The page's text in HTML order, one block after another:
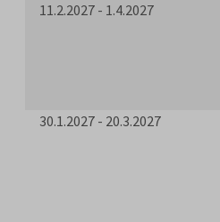
11.2.2027 - 1.4.2027
30.1.2027 - 20.3.2027